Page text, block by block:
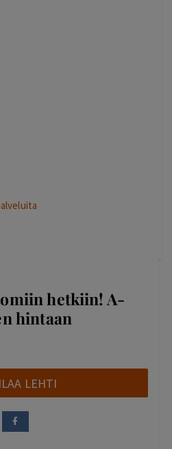
hetkiin! A-
hintaan
LEHTI